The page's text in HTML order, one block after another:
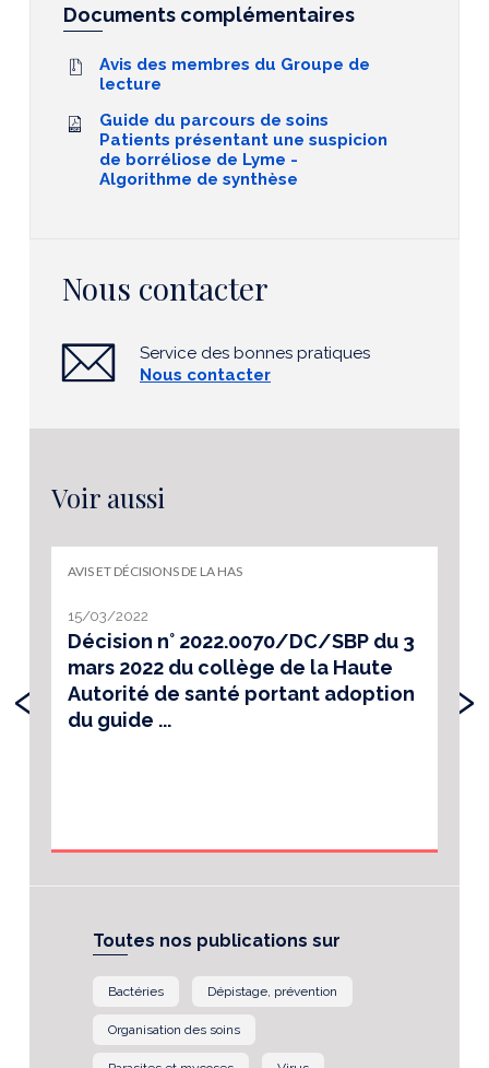
Documents complémentaires
Avis des membres du Groupe de
lecture
Guide du parcours de soins
Patients présentant une suspicion
de borréliose de Lyme -
Algorithme de synthèse
Nous contacter
Service des bonnes pratiques
Nous contacter
Voir aussi
AVIS ET DÉCISIONS DE LA HAS
15/03/2022
Décision n° 2022.0070/DC/SBP du 3
mars 2022 du collège de la Haute
Autorité de santé portant adoption
du guide ...
‹ ›
Toutes nos publications sur
Bactéries Dépistage, prévention
Organisation des soins